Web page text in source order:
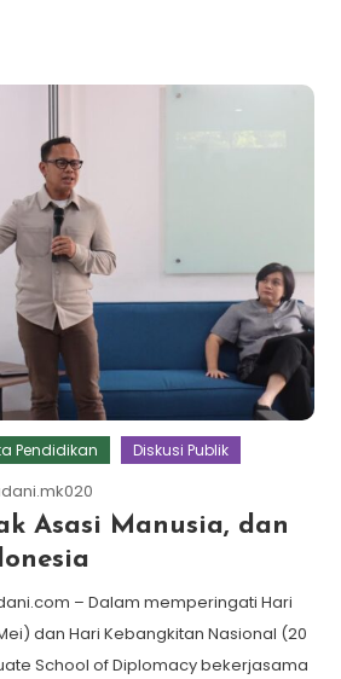
Pendidikan Diskusi Publik
Asasi Manusia, dan
– Dalam memperingati Hari
dan Hari Kebangkitan Nasional (20
School of Diplomacy bekerjasama